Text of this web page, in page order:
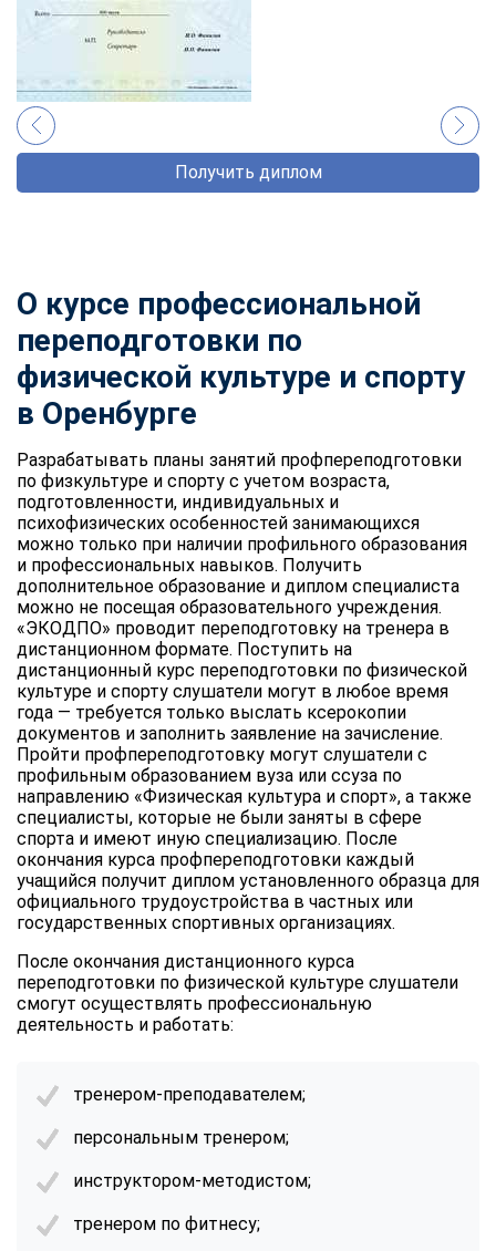
Получить диплом
О курсе профессиональной
переподготовки по
физической культуре и спорту
в Оренбурге
Разрабатывать планы занятий профпереподготовки
по физкультуре и спорту с учетом возраста,
подготовленности, индивидуальных и
психофизических особенностей занимающихся
можно только при наличии профильного образования
и профессиональных навыков. Получить
дополнительное образование и диплом специалиста
можно не посещая образовательного учреждения.
«ЭКОДПО» проводит переподготовку на тренера в
дистанционном формате. Поступить на
дистанционный курс переподготовки по физической
культуре и спорту слушатели могут в любое время
года — требуется только выслать ксерокопии
документов и заполнить заявление на зачисление.
Пройти профпереподготовку могут слушатели с
профильным образованием вуза или ссуза по
направлению «Физическая культура и спорт», а также
специалисты, которые не были заняты в сфере
спорта и имеют иную специализацию. После
окончания курса профпереподготовки каждый
учащийся получит диплом установленного образца для
официального трудоустройства в частных или
государственных спортивных организациях.
После окончания дистанционного курса
переподготовки по физической культуре слушатели
смогут осуществлять профессиональную
деятельность и работать:
тренером-преподавателем;
персональным тренером;
инструктором-методистом;
тренером по фитнесу;